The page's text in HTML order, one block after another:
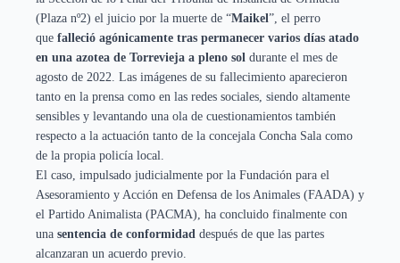
(Plaza nº2) el juicio por la muerte de “Maikel”, el perro
que falleció agónicamente tras permanecer varios días atado
en una azotea de Torrevieja a pleno sol durante el mes de
agosto de 2022. Las imágenes de su fallecimiento aparecieron
tanto en la prensa como en las redes sociales, siendo altamente
sensibles y levantando una ola de cuestionamientos también
respecto a la actuación tanto de la concejala Concha Sala como
de la propia policía local.
El caso, impulsado judicialmente por la Fundación para el
Asesoramiento y Acción en Defensa de los Animales (FAADA) y
el Partido Animalista (PACMA), ha concluido finalmente con
una sentencia de conformidad después de que las partes
alcanzaran un acuerdo previo.